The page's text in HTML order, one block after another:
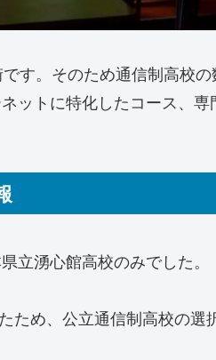
す。そのため通信制高校
ットに特化したコース、
立湧心館高校のみでした。
め、公立通信制高校の選